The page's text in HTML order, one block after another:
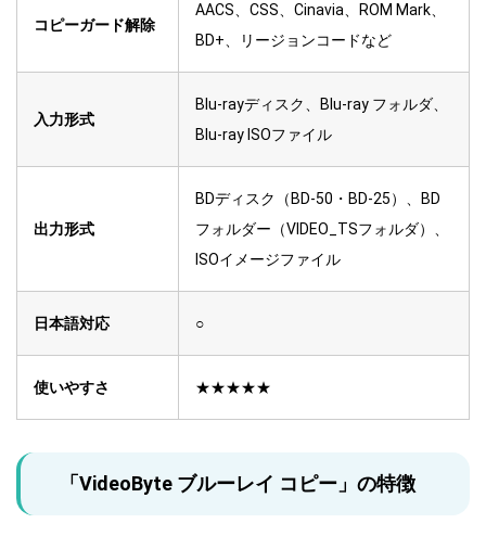
コピーガード解除
AACS、CSS、Cinavia、ROM Mark、
BD+、リージョンコードなど
入力形式
Blu-rayディスク、Blu-ray フォルダ、
Blu-ray ISOファイル
出力形式
BDディスク（BD-50・BD-25）、BD
フォルダー（VIDEO_TSフォルダ）、
ISOイメージファイル
日本語対応 ○
使いやすさ ★★★★★
「VideoByte ブルーレイ コピー」の特徴